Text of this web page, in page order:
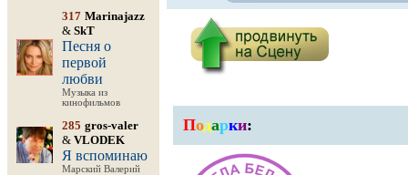
317 Marinajazz
& SkT
Песня о
первой
любви
Музыка из
кинофильмов
285 gros-valer
& VLODEK
Я вспоминаю
Марский Валерий
Подарки: